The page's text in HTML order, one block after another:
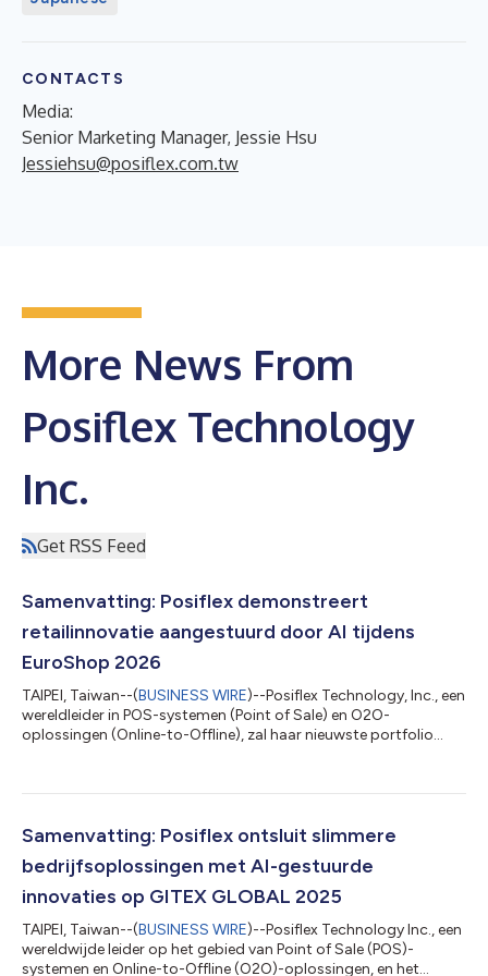
CONTACTS
Media:
Senior Marketing Manager, Jessie Hsu
Jessiehsu@posiflex.com.tw
More News From
Posiflex Technology
Inc.
Get RSS Feed
Samenvatting: Posiflex demonstreert
retailinnovatie aangestuurd door AI tijdens
EuroShop 2026
TAIPEI, Taiwan--(BUSINESS WIRE)--Posiflex Technology, Inc., een
wereldleider in POS-systemen (Point of Sale) en O2O-
oplossingen (Online-to-Offline), zal haar nieuwste portfolio
Messe Düsseldorf, Duitsland. Om de 60e editie van ’s werelds
demonstreren hoe technologieën aangestuurd door AI en
scenariogestuurd systeemontwer...
Samenvatting: Posiflex ontsluit slimmere
bedrijfsoplossingen met AI-gestuurde
innovaties op GITEX GLOBAL 2025
TAIPEI, Taiwan--(BUSINESS WIRE)--Posiflex Technology Inc., een
wereldwijde leider op het gebied van Point of Sale (POS)-
systemen en Online-to-Offline (O2O)-oplossingen, en het